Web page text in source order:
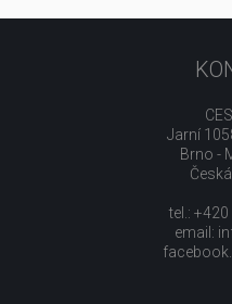
Jarní
Brno -
tel.:
email: